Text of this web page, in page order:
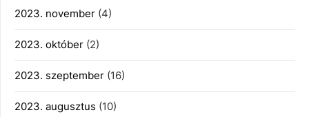
2023. november (4)
2023. október (2)
2023. szeptember (16)
2023. augusztus (10)